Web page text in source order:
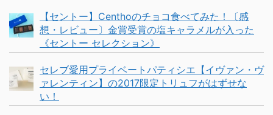
【セントー】Centhoのチョコ食べてみた！〔感
想・レビュー〕金賞受賞の塩キャラメルが入った
《セントー セレクション》
セレブ愛用プライベートパティシエ【イヴァン・ヴ
ァレンティン】の2017限定トリュフがはずせな
い！